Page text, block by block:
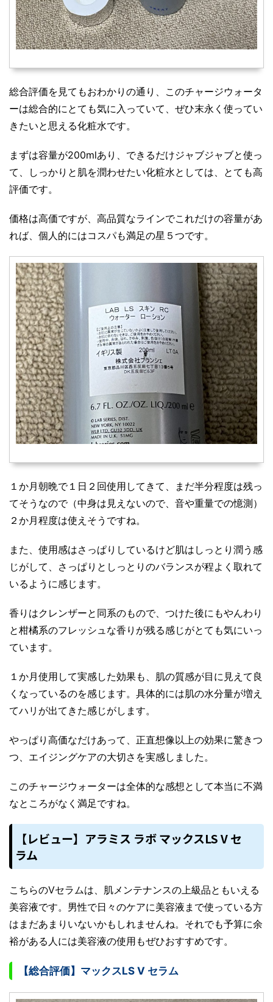
総合評価を見てもおわかりの通り、このチャージウォータ
ーは総合的にとても気に入っていて、ぜひ末永く使ってい
きたいと思える化粧水です。
まずは容量が200mlあり、できるだけジャブジャブと使っ
て、しっかりと肌を潤わせたい化粧水としては、とても高
評価です。
価格は高価ですが、高品質なラインでこれだけの容量があ
れば、個人的にはコスパも満足の星５つです。
１か月朝晩で１日２回使用してきて、まだ半分程度は残っ
てそうなので（中身は見えないので、音や重量での憶測）
２か月程度は使えそうですね。
また、使用感はさっぱりしているけど肌はしっとり潤う感
じがして、さっぱりとしっとりのバランスが程よく取れて
いるように感じます。
香りはクレンザーと同系のもので、つけた後にもやんわり
と柑橘系のフレッシュな香りが残る感じがとても気にいっ
ています。
１か月使用して実感した効果も、肌の質感が目に見えて良
くなっているのを感じます。具体的には肌の水分量が増え
てハリが出てきた感じがします。
やっぱり高価なだけあって、正直想像以上の効果に驚きつ
つ、エイジングケアの大切さを実感しました。
このチャージウォーターは全体的な感想として本当に不満
なところがなく満足ですね。
【レビュー】アラミス ラボ マックスLS V セ
ラム
こちらのVセラムは、肌メンテナンスの上級品ともいえる
美容液です。男性で日々のケアに美容液まで使っている方
はまだあまりいないかもしれませんね。それでも予算に余
裕がある人には美容液の使用もぜひおすすめです。
【総合評価】マックスLS V セラム